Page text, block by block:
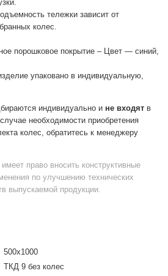
тележки зависит от
колес.
порошковое покрытие – Цвет — синий,
упаковано в индивидуальную,
индивидуально и не входят в
необходимости приобретения
колес, обратитесь к менеджеру
имеет право вносить конструктивные
по улучшению технических
выпускаемой продукции.
500х1000
ТКД 9 без колес